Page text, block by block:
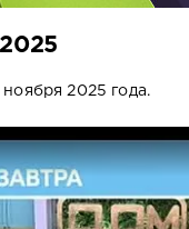
2025 года.